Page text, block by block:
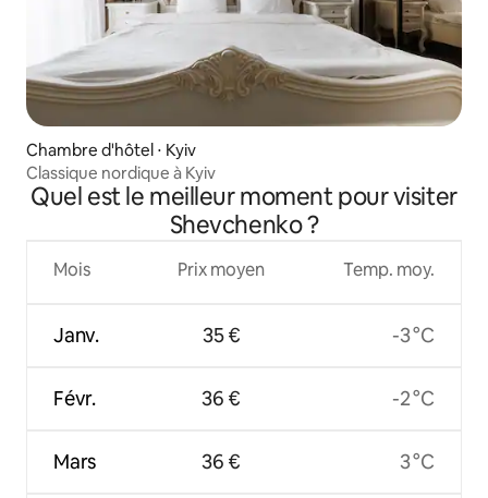
Chambre d'hôtel ⋅ Kyiv
Classique nordique à Kyiv
Quel est le meilleur moment pour visiter
Shevchenko ?
Mois
Janv.
Févr.
Mars
Prix moyen
35 €
36 €
36 €
Temp. moy.
-3 °C
-2 °C
3 °C